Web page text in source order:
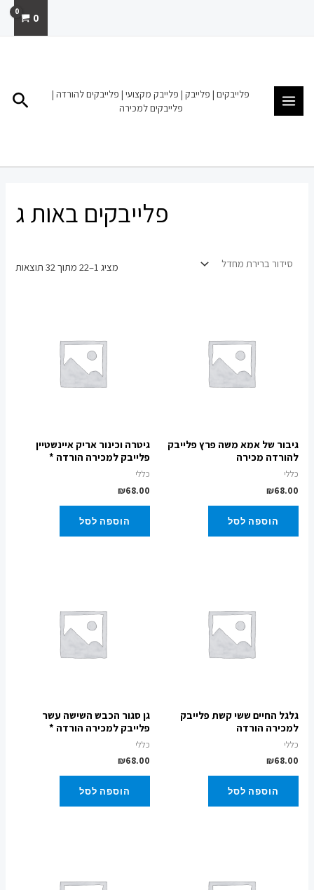
0
פלייבקים | פלייבק | פלייבק מקצועי | פלייבקים להורדה |
פלייבקים למכירה
פלייבקים באות ג
מציג 1–22 מתוך 32 תוצאות
גיבור של אמא משה פרץ פלייבק
להורדה מכירה
כללי
₪68.00
הוספה לסל
גיטרה וכינור אריק איינשטיין
פלייבק למכירה הורדה *
כללי
₪68.00
הוספה לסל
גלגל החיים ששי קשת פלייבק
למכירה הורדה
כללי
₪68.00
הוספה לסל
גן סגור הכבש השישה עשר
פלייבק למכירה הורדה *
כללי
₪68.00
הוספה לסל